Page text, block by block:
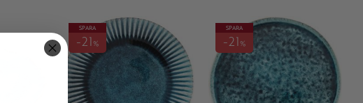
SPARA
21%
SPARA
21%